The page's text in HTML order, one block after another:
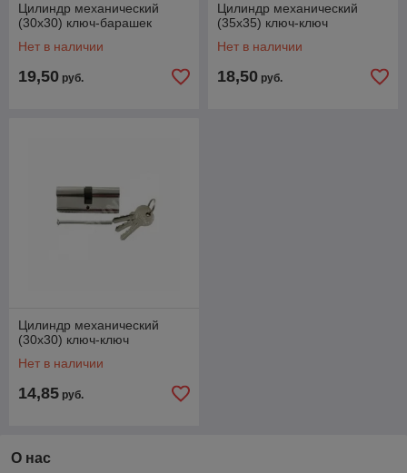
Цилиндр механический
(30х30) ключ-барашек
Нет в наличии
19,50 руб.
Цилиндр механический
(35х35) ключ-ключ
Нет в наличии
18,50 руб.
Цилиндр механический
(30х30) ключ-ключ
Нет в наличии
14,85 руб.
О нас